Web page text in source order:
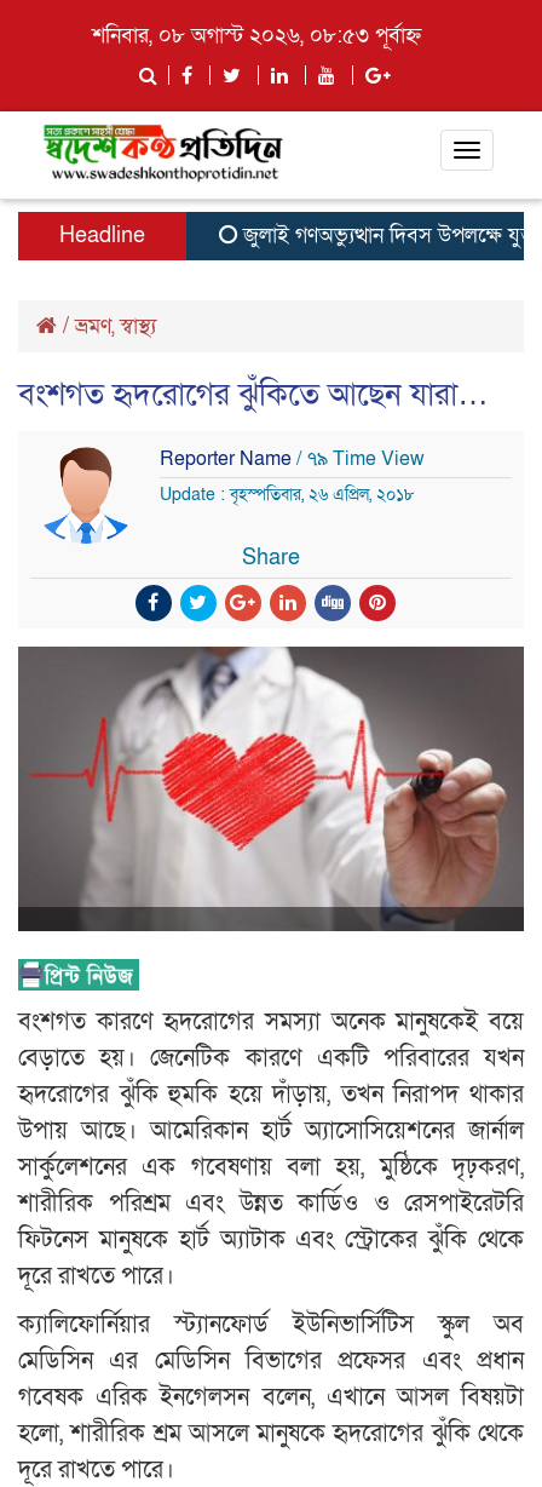
শনিবার, ০৮ অগাস্ট ২০২৬, ০৮:৫৩ পূর্বাহ্ন
Toggle
Headline
জুলাই গণঅভ্যুত্থান দিবস উপলক্ষে
/ভ্রমণ,স্বাস্থ্য
বংশগত হৃদরোগের ঝুঁকিতে আছেন যারা…
Reporter Name/ ৭৯ Time View
Update : বৃহস্পতিবার, ২৬ এপ্রিল, ২০১৮
Share
বংশগত কারণে হৃদরোগের সমস্যা অনেক মানুষকেই বয়ে
বেড়াতে হয়। জেনেটিক কারণে একটি পরিবারের যখন
হৃদরোগের ঝুঁকি হুমকি হয়ে দাঁড়ায়, তখন নিরাপদ থাকার
উপায় আছে। আমেরিকান হার্ট অ্যাসোসিয়েশনের জার্নাল
সার্কুলেশনের এক গবেষণায় বলা হয়, মুষ্ঠিকে দৃঢ়করণ,
শারীরিক পরিশ্রম এবং উন্নত কার্ডিও ও রেসপাইরেটরি
ফিটনেস মানুষকে হার্ট অ্যাটাক এবং স্ট্রোকের ঝুঁকি থেকে
দূরে রাখতে পারে।
ক্যালিফোর্নিয়ার স্ট্যানফোর্ড ইউনিভার্সিটিস স্কুল অব
মেডিসিন এর মেডিসিন বিভাগের প্রফেসর এবং প্রধান
গবেষক এরিক ইনগেলসন বলেন, এখানে আসল বিষয়টা
হলো, শারীরিক শ্রম আসলে মানুষকে হৃদরোগের ঝুঁকি থেকে
দূরে রাখতে পারে।